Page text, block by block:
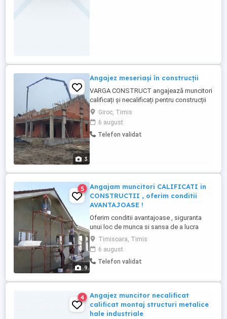
3
Angajez meseriași în construcții
VARGA CONSTRUCT angajează muncitori
calificați și necalificați pentru construcții
interioare și exterioare Se oferă transport
cu mașinile firmei sau decontare motorină.
Salariile încep de la 200 ron pe zi până la
400 ron. Program: 08:00 - 18:00 Luni -
Giroc, Timis
6 august
Telefon validat
9
5
Angajam muncitori CALIFICATI in
CONSTRUCTII , oferim conditii
AVANTAJOASE !
Oferim conditii avantajoase , siguranta
unui loc de munca si sansa de a lucra
alaturi de un colectiv placut si disponibil
sa te ajute intr-o firma de constructii
serioasa. Pentru muncitorii calificati care
isi doresc sa lucreze in domeniul
informatii la telefonul ...
Timisoara, Timis
6 august
Telefon validat
4
Angajez muncitor necalificat
calificat montaj structuri metalice
hale industriale